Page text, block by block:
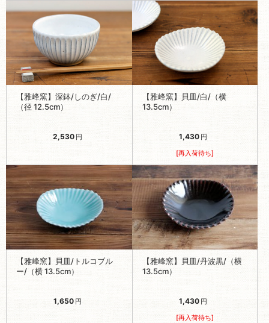
【雅峰窯】深鉢/しのぎ/白/
（径 12.5cm）
2,530 円
【雅峰窯】貝皿/白/（横
13.5cm）
1,430 円
[再入荷待ち]
【雅峰窯】貝皿/トルコブル
ー/（横 13.5cm）
1,650 円
【雅峰窯】貝皿/丹波黒/（横
13.5cm）
1,430 円
[再入荷待ち]